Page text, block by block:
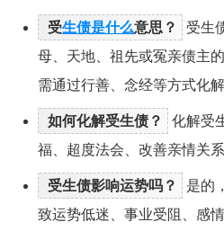
受生债是什么意思？
受生
母、天地、祖先或冤亲债主
需通过行善、念经等方式化解
如何化解受生债？
化解受
福、超度法会、改善亲情关
受生债影响运势吗？
是的
致运势低迷、事业受阻、感情